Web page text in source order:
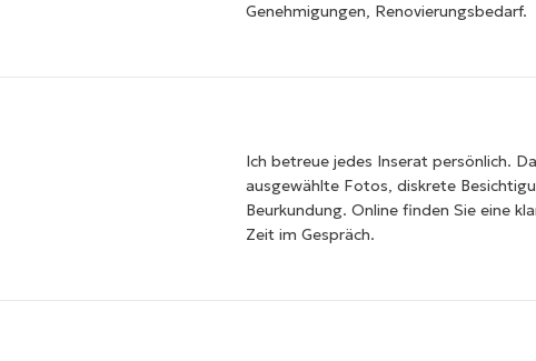
Genehmigungen, Renovierungsbedarf.
Ich betreue jedes Inserat persönlich.
ausgewählte Fotos, diskrete
Beurkundung. Online finden Sie eine
Zeit im Gespräch.